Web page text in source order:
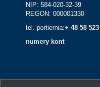
NIP: 584-020-32-39
REGON: 000001330
tel. portiernia:+ 48 58
numery kont